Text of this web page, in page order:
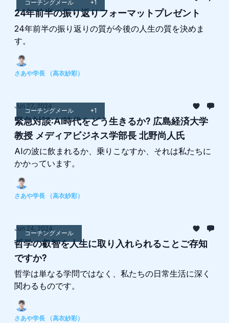
コーチングメール +1
24年前半の振り返りフォーマットプレゼント
24年前半の振り返りの質が今後の人生の質を決めま
す。
さあや学長 （高衣紗彩）
コーチングメール +1
Jun 27, 2024
緊急対談:AI時代をどう生きるか? 広島経済大学
教授 メディアビジネス学部長 北野尚人氏
AIの波に飲まれるか、乗りこなすか、それは私たちに
かかっています。
さあや学長 （高衣紗彩）
コーチングメール
Jun 24, 2024
哲学の叡智を人生に取り入れられることご存知
ですか?
哲学は単なる学問ではなく、私たちの日常生活に深く
関わるものです。
さあや学長 （高衣紗彩）